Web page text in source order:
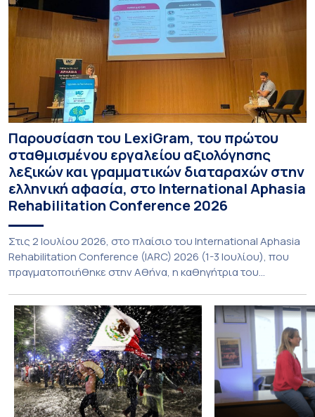
Παρουσίαση του LexiGram, του πρώτου
σταθμισμένου εργαλείου αξιολόγησης
λεξικών και γραμματικών διαταραχών στην
ελληνική αφασία, στο International Aphasia
Rehabilitation Conference 2026
Στις 2 Ιουλίου 2026, στο πλαίσιο του International Aphasia
Rehabilitation Conference (IARC) 2026 (1-3 Ιουλίου), που
πραγματοποιήθηκε στην Αθήνα, η καθηγήτρια του
Πανεπιστημίου Αθηνών, Σπυριδούλα Βαρλοκώστα,
παρουσίασε το LexiGram, ένα καινοτόμο, σταθμισμένο
εργαλείο αξιολόγησης των λεξικών και γραμματικών
διαταραχών σε ελληνόφωνους ασθενείς με αφασία. Η
αφασία είναι επίκτητη γλωσσική […]